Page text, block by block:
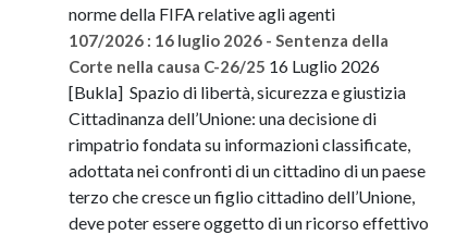
norme della FIFA relative agli agenti
107/2026 : 16 luglio 2026 - Sentenza della
Corte nella causa C-26/25 16 Luglio 2026
[Bukla] Spazio di libertà, sicurezza e giustizia
Cittadinanza dell’Unione: una decisione di
rimpatrio fondata su informazioni classificate,
adottata nei confronti di un cittadino di un paese
terzo che cresce un figlio cittadino dell’Unione,
deve poter essere oggetto di un ricorso effettivo